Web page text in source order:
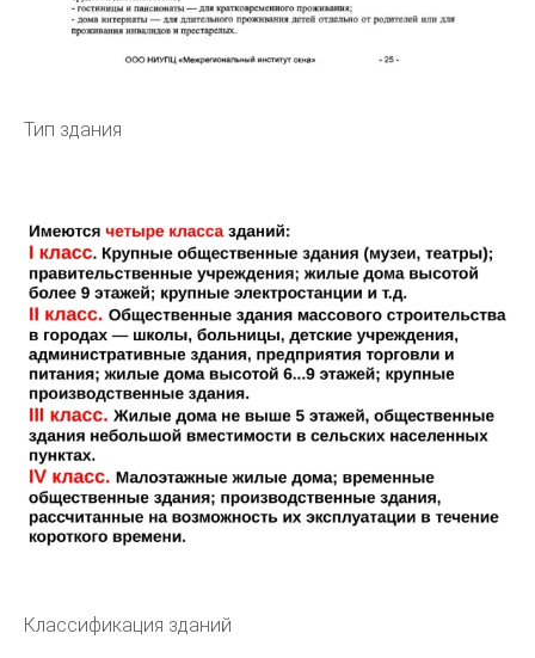
Тип здания
Классификация зданий